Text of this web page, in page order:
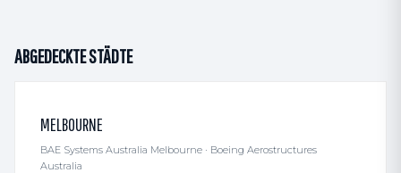
ABGEDECKTE STÄDTE
MELBOURNE
BAE Systems Australia Melbourne · Boeing Aerostructures
Australia